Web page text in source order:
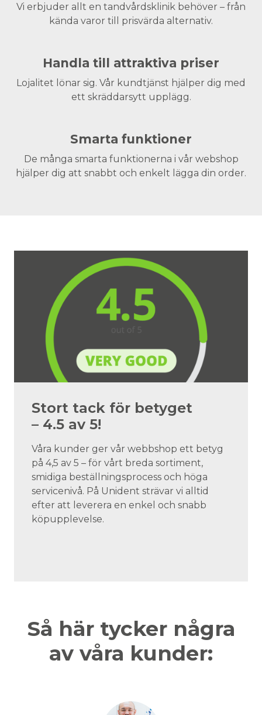
Vi erbjuder allt en tandvårdsklinik behöver – från
kända varor till prisvärda alternativ.
Handla till attraktiva priser
Lojalitet lönar sig. Vår kundtjänst hjälper dig med
ett skräddarsytt upplägg.
Smarta funktioner
De många smarta funktionerna i vår webshop
hjälper dig att snabbt och enkelt lägga din order.
Stort tack för betyget
– 4.5 av 5!
Våra kunder ger vår webbshop ett betyg
på 4,5 av 5 – för vårt breda sortiment,
smidiga beställningsprocess och höga
servicenivå. På Unident strävar vi alltid
efter att leverera en enkel och snabb
köpupplevelse.
Så här tycker några
av våra kunder: